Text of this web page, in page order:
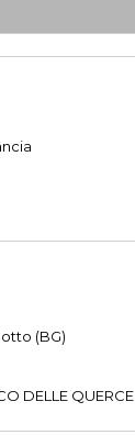
(BG)
DELLE QUERCE